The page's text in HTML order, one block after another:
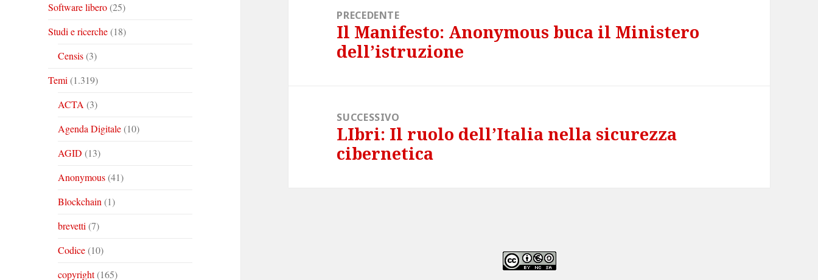
Software libero(25)
Studi e ricerche(18)
Censis(3)
Temi (1.319)
ACTA (3)
Agenda Digitale(10)
AGID (13)
Anonymous(41)
Blockchain (1)
brevetti (7)
Codice(10)
copyright(165)
PRECEDENTE
Articolo
precedente:
Il Manifesto: Anonymous buca il Ministero
dell’istruzione
SUCCESSIVO
Articolo
successivo:
LIbri: Il ruolo dell’Italia nella sicurezza
cibernetica